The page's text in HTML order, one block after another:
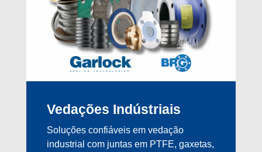
Vedações Indústriais
Soluções confiáveis em vedação
industrial com juntas em PTFE, gaxetas,